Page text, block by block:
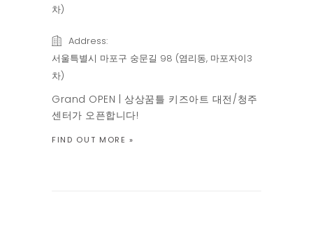
차)
Address:
서울특별시 마포구 숭문길 98 (염리동, 마포자이3
차)
Grand OPEN | 상상꿈틀 키즈아트 대전/청주
센터가 오픈합니다!
FIND OUT MORE »